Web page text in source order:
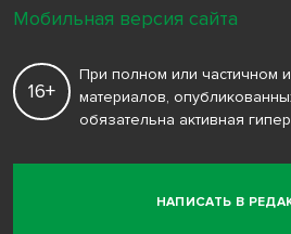
НАПИСАТЬ В
16+
При полном или частичном
материалов,
обязательна активная
Мобильная версия сайта